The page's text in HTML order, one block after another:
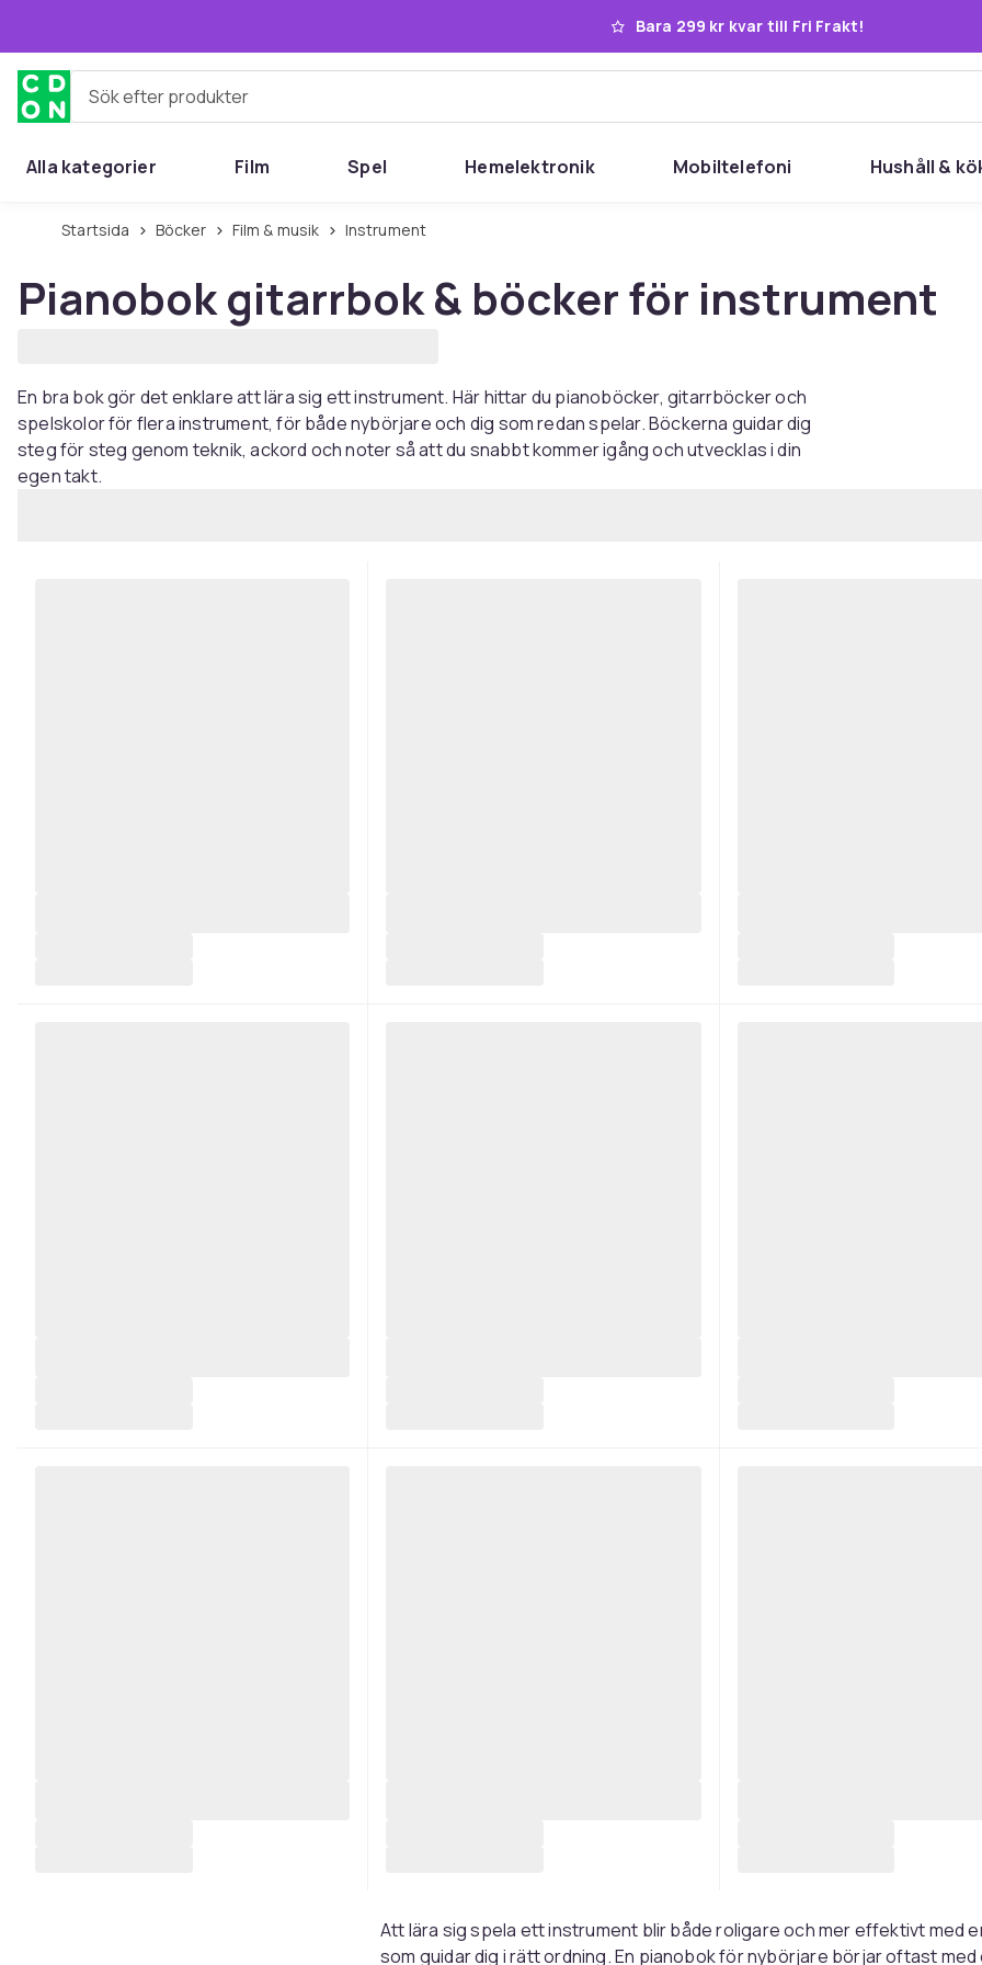
Bara 299 kr kvar till Fri Frakt!
Sök efter produkter
Alla kategorier Film Spel Hemelektronik Mobiltelefoni Hushåll &
Startsida Böcker Film & musik Instrument
Pianobok gitarrbok & böcker för instrument
En bra bok gör det enklare att lära sig ett instrument. Här hittar du pianoböcker, gitarrböcker och
spelskolor för flera instrument, för både nybörjare och dig som redan spelar. Böckerna guidar dig
steg för steg genom teknik, ackord och noter så att du snabbt kommer igång och utvecklas i din
egen takt.
Att lära sig spela ett instrument blir både roligare och mer effektivt med
som guidar dig i rätt ordning. En pianobok för nybörjare börjar oftast med